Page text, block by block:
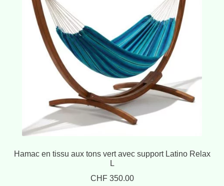
Hamac en tissu aux tons vert avec support Latino Relax
L
CHF350.00